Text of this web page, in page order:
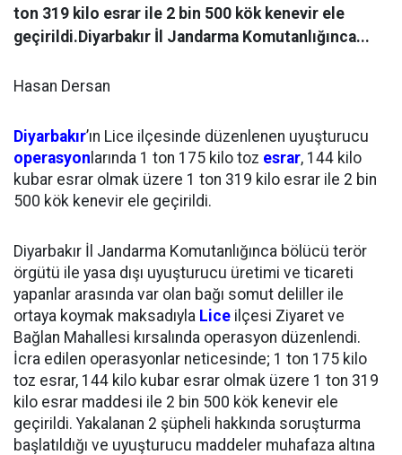
ton 319 kilo esrar ile 2 bin 500 kök kenevir ele
geçirildi.Diyarbakır İl Jandarma Komutanlığınca...
Hasan Dersan
Diyarbakır’ın Lice ilçesinde düzenlenen uyuşturucu
operasyon larında 1 ton 175 kilo toz esrar, 144 kilo
kubar esrar olmak üzere 1 ton 319 kilo esrar ile 2 bin
500 kök kenevir ele geçirildi.
Diyarbakır İl Jandarma Komutanlığınca bölücü terör
örgütü ile yasa dışı uyuşturucu üretimi ve ticareti
yapanlar arasında var olan bağı somut deliller ile
ortaya koymak maksadıyla Lice ilçesi Ziyaret ve
Bağlan Mahallesi kırsalında operasyon düzenlendi.
İcra edilen operasyonlar neticesinde; 1 ton 175 kilo
toz esrar, 144 kilo kubar esrar olmak üzere 1 ton 319
kilo esrar maddesi ile 2 bin 500 kök kenevir ele
geçirildi. Yakalanan 2 şüpheli hakkında soruşturma
başlatıldığı ve uyuşturucu maddeler muhafaza altına